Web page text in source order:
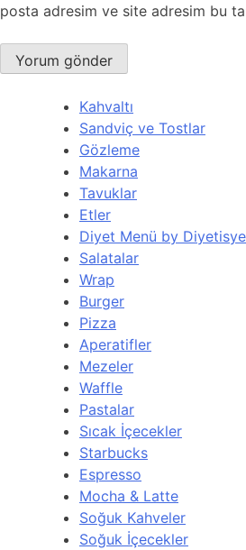
posta adresim ve site adresim bu
Kahvaltı
Sandviç ve Tostlar
Gözleme
Makarna
Tavuklar
Etler
Diyet Menü by
Salatalar
Wrap
Burger
Pizza
Aperatifler
Mezeler
Waffle
Pastalar
Sıcak İçecekler
Starbucks
Espresso
Mocha & Latte
Soğuk Kahveler
Soğuk İçecekler